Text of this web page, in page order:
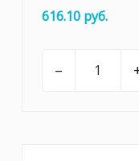
616.10 руб.
–